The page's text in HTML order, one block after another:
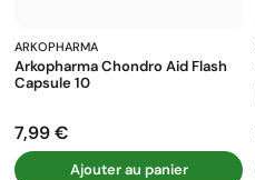
ARKOPHARMA
Arkopharma Chondro Aid Flash
Capsule 10
Prix
7,99 €
Ajouter au panier